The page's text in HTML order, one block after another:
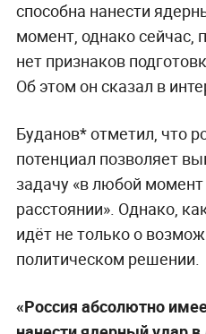
способна нанести
момент, однако сейчас,
нет признаков
Об этом он сказал в
Буданов* отметил, что
потенциал позволяет
задачу «в любой
расстоянии». Однако,
идёт не только о
политическом решении.
«Россия абсолютно